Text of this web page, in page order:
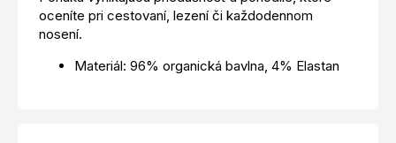
oceníte pri cestovaní, lezení či každodennom
nosení.
Materiál: 96% organická bavlna, 4% Elastan